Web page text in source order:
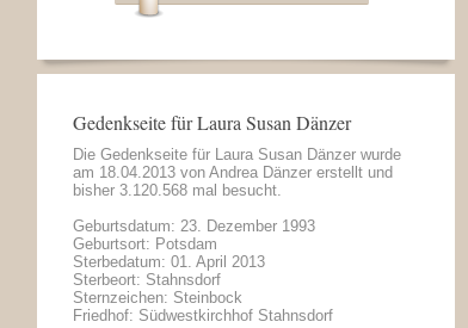
Gedenkseite für Laura Susan Dänzer
Die Gedenkseite für Laura Susan Dänzer wurde
am 18.04.2013 von Andrea Dänzer erstellt und
bisher 3.120.568 mal besucht.
Geburtsdatum: 23. Dezember 1993
Geburtsort: Potsdam
Sterbedatum: 01. April 2013
Sterbeort: Stahnsdorf
Sternzeichen: Steinbock
Friedhof: Südwestkirchhof Stahnsdorf